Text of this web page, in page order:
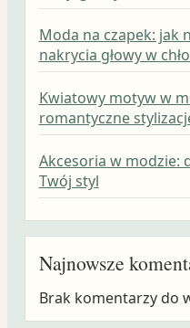
Moda na czapek: jak
nakrycia głowy w
Kwiatowy motyw w
romantyczne
Akcesoria w modzie:
Twój styl
Najnowsze
Brak komentarzy do